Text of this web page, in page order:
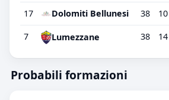
17 Dolomiti Bellunesi 38 10
7 Lumezzane 38 14
Probabili formazioni